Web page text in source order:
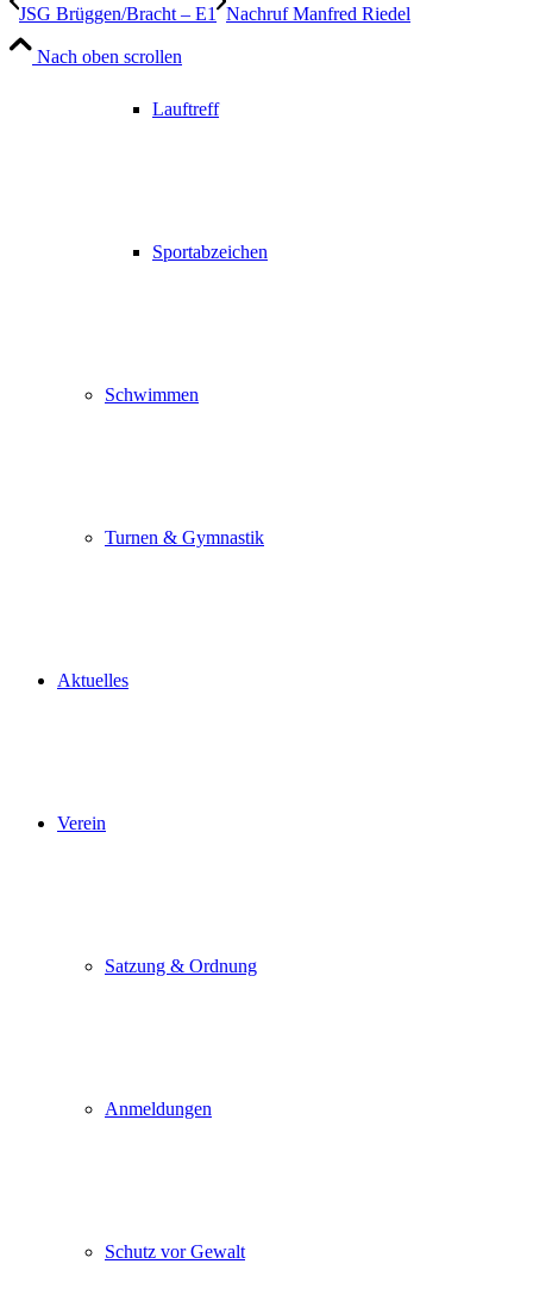
Lauftreff
Sportabzeichen
Schwimmen
Turnen & Gymnastik
Aktuelles
Verein
Satzung & Ordnung
Anmeldungen
Schutz vor Gewalt
JSG Brüggen/Bracht – E1 Nachruf Manfred Riedel
Nach oben scrollen